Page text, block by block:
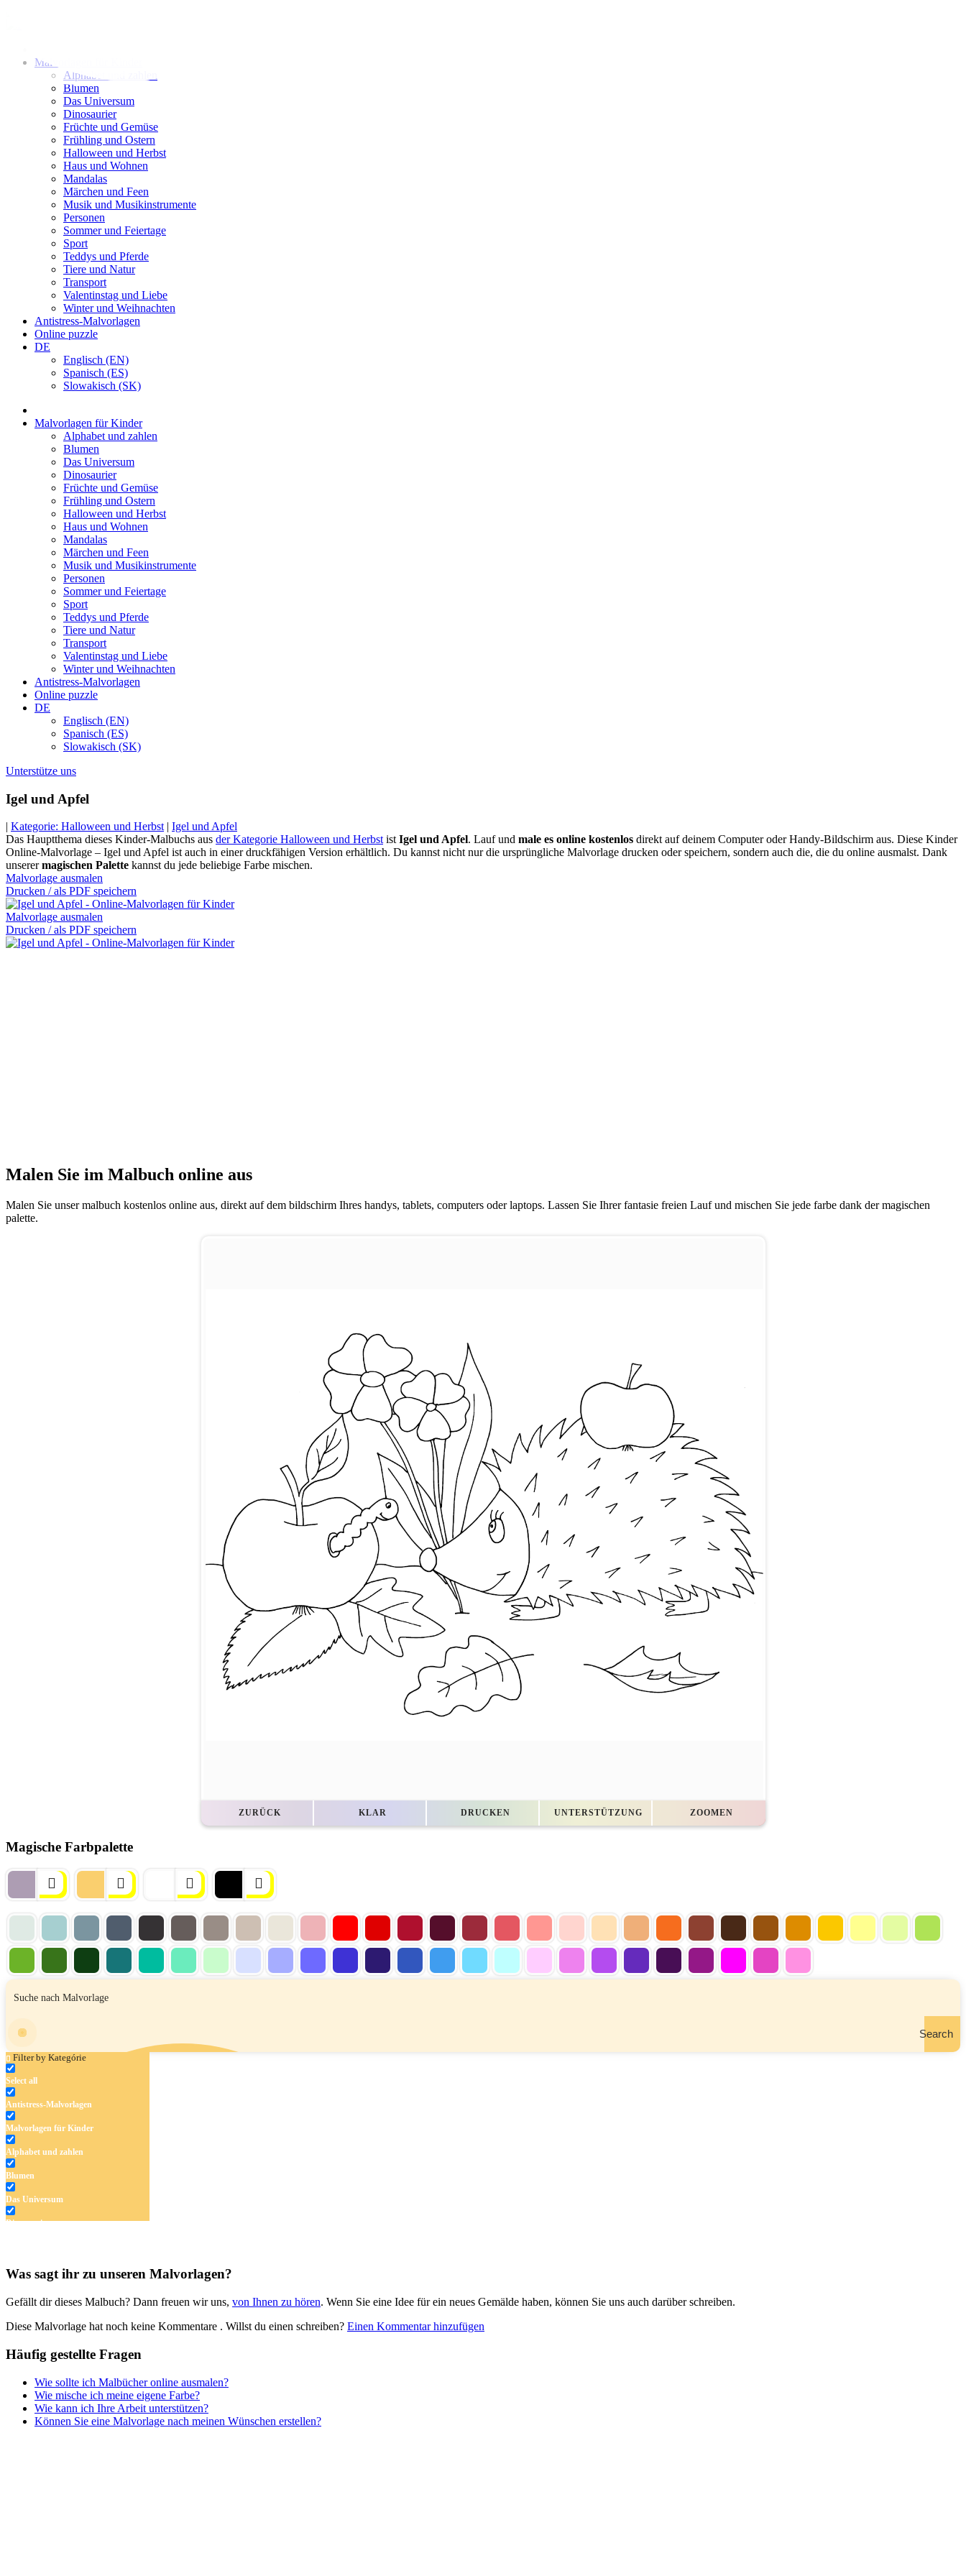
Malvorlagen für Kinder
Alphabet und zahlen
Blumen
Das Universum
Dinosaurier
Früchte und Gemüse
Frühling und Ostern
Halloween und Herbst
Haus und Wohnen
Mandalas
Märchen und Feen
Musik und Musikinstrumente
Personen
Sommer und Feiertage
Sport
Teddys und Pferde
Tiere und Natur
Transport
Valentinstag und Liebe
Winter und Weihnachten
Antistress-Malvorlagen
Online puzzle
DE
Englisch (EN)
Spanisch (ES)
Slowakisch (SK)
Malvorlagen für Kinder
Alphabet und zahlen
Blumen
Das Universum
Dinosaurier
Früchte und Gemüse
Frühling und Ostern
Halloween und Herbst
Haus und Wohnen
Mandalas
Märchen und Feen
Musik und Musikinstrumente
Personen
Sommer und Feiertage
Sport
Teddys und Pferde
Tiere und Natur
Transport
Valentinstag und Liebe
Winter und Weihnachten
Antistress-Malvorlagen
Online puzzle
DE
Englisch (EN)
Spanisch (ES)
Slowakisch (SK)
Unterstütze uns
Igel und Apfel
| Kategorie: Halloween und Herbst| Igel und Apfel
Das Hauptthema dieses Kinder-Malbuchs aus der Kategorie Halloween und HerbstistIgel und Apfel. Lauf und male es online kostenlos direkt auf deinem Computer oder Handy-Bildschirm aus. Diese Kinder
Online-Malvorlage – Igel und Apfel ist auch in einer druckfähigen Version erhältlich. Du kannst nicht nur die ursprüngliche Malvorlage drucken oder speichern, sondern auch die, die du online ausmalst. Dank
unserermagischen Palette kannst du jede beliebige Farbe mischen.
Malvorlage ausmalen
Drucken / als PDF speichern
Malvorlage ausmalen
Drucken / als PDF speichern
Malen Sie im Malbuch online aus
Malen Sie unser malbuch kostenlos online aus, direkt auf dem bildschirm Ihres handys, tablets, computers oder laptops. Lassen Sie Ihrer fantasie freien Lauf und mischen Sie jede farbe dank der magischen
palette.
ZURÜCK KLAR DRUCKEN UNTERSTÜTZUNG ZOOMEN
Magische Farbpalette
Search
Filter by Kategórie
Select all
Antistress-Malvorlagen
Malvorlagen für Kinder
Alphabet und zahlen
Blumen
Das Universum
Dinosaurier
Frühling und Ostern
Märchen und Feen
Musik und Musikinstrumente
Personen
Was sagt ihr zu unseren Malvorlagen?
Gefällt dir dieses Malbuch? Dann freuen wir uns, von Ihnen zu hören. Wenn Sie eine Idee für ein neues Gemälde haben, können Sie uns auch darüber schreiben.
Diese Malvorlage hat noch keine Kommentare . Willst du einen schreiben? Einen Kommentar hinzufügen
Häufig gestellte Fragen
Wie sollte ich Malbücher online ausmalen?
Wie mische ich meine eigene Farbe?
Wie kann ich Ihre Arbeit unterstützen?
Können Sie eine Malvorlage nach meinen Wünschen erstellen?